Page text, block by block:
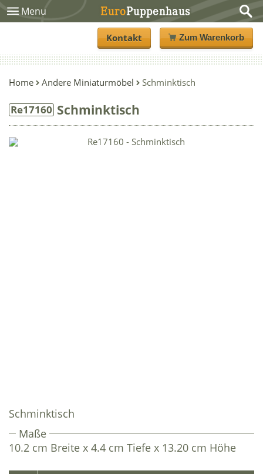
Menu EuroPuppenhaus
Kontakt Zum Warenkorb
Home Andere Miniaturmöbel Schminktisch
Re17160 Schminktisch
Schminktisch
Maße
10.2 cm Breite x 4.4 cm Tiefe x 13.20 cm Höhe